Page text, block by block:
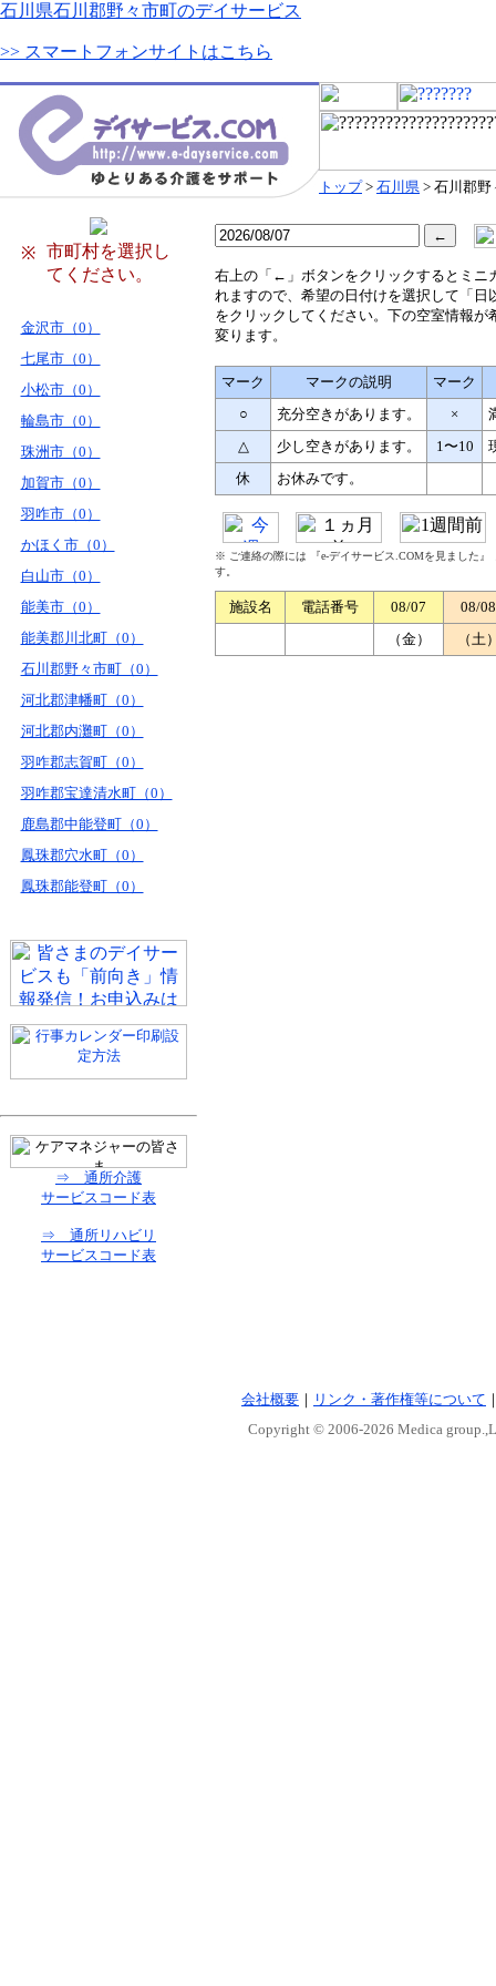
石川県石川郡野々市町のデイサービス
>> スマートフォンサイトはこちら
トップ> 石川県 > 石川郡野
※
市町村を選択し
てください。
金沢市（0）
七尾市（0）
小松市（0）
輪島市（0）
珠洲市（0）
加賀市（0）
羽咋市（0）
かほく市（0）
白山市（0）
能美市（0）
能美郡川北町（0）
石川郡野々市町（0）
河北郡津幡町（0）
河北郡内灘町（0）
羽咋郡志賀町（0）
羽咋郡宝達清水町（0）
鹿島郡中能登町（0）
鳳珠郡穴水町（0）
鳳珠郡能登町（0）
⇒ 通所介護
サービスコード表
⇒ 通所リハビリ
サービスコード表
右上の「←」ボタンをクリックするとミニ
れますので、希望の日付けを選択して「日
をクリックしてください。下の空室情報が
変ります。
マーク マークの説明
マーク
○
充分空きがあります。 ×
△
少し空きがあります。 1〜10
休
お休みです。
※ ご連絡の際には 『e-デイサービス.COMを見ました
す。
施設名 電話番号 08/07
08/08
（金）
（土
会社概要 ｜ リンク・著作権等について
Copyright © 2006-2026 Medica